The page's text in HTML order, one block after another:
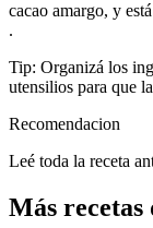
cacao amargo, y
.
Tip: Organizá los
utensilios para que
Recomendacion
Leé toda la receta
Más recetas